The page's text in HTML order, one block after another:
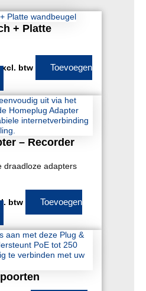
+ Platte
btw
Toevoegen
– Recorder
draadloze adapters
btw
Toevoegen